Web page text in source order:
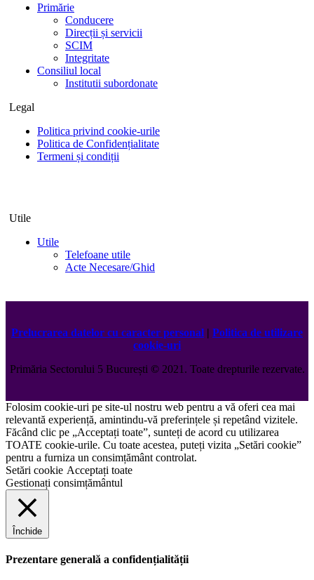
Primărie
Conducere
Direcții și servicii
SCIM
Integritate
Consiliul local
Institutii subordonate
Legal
Politica privind cookie-urile
Politica de Confidențialitate
Termeni și condiții
Utile
Utile
Telefoane utile
Acte Necesare/Ghid
Prelucrarea datelor cu caracter personal | Politica de utilizare
cookie-uri
Primăria Sectorului 5 București ©️2021. Toate drepturile rezervate.
Folosim cookie-uri pe site-ul nostru web pentru a vă oferi cea mai
relevantă experiență, amintindu-vă preferințele și repetând vizitele.
Făcând clic pe „Acceptați toate”, sunteți de acord cu utilizarea
TOATE cookie-urile. Cu toate acestea, puteți vizita „Setări cookie”
pentru a furniza un consimțământ controlat.
Setări cookie Acceptați toate
Gestionați consimțământul
Închide
Prezentare generală a confidențialității